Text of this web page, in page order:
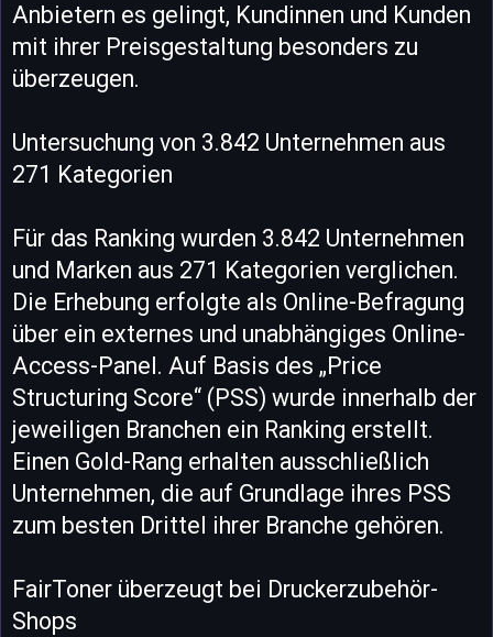
Anbietern es gelingt, Kundinnen und Kunden
mit ihrer Preisgestaltung besonders zu
überzeugen.
Untersuchung von 3.842 Unternehmen aus
271 Kategorien
Für das Ranking wurden 3.842 Unternehmen
und Marken aus 271 Kategorien verglichen.
Die Erhebung erfolgte als Online-Befragung
über ein externes und unabhängiges Online-
Access-Panel. Auf Basis des „Price
Structuring Score“ (PSS) wurde innerhalb der
jeweiligen Branchen ein Ranking erstellt.
Einen Gold-Rang erhalten ausschließlich
Unternehmen, die auf Grundlage ihres PSS
zum besten Drittel ihrer Branche gehören.
FairToner überzeugt bei Druckerzubehör-
Shops